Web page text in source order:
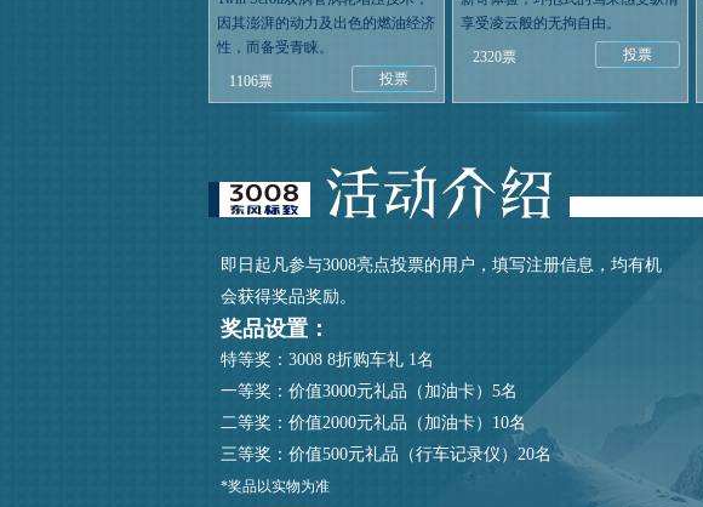
因其澎湃的动力及出色的燃油经济
性，而备受青睐。
1106票
投票
享受凌云般的无拘自由。
2320票
投票
即日起凡参与3008亮点投票的用户，填写注册信息，均有机
会获得奖品奖励。
奖品设置：
特等奖：3008 8折购车礼 1名
一等奖：价值3000元礼品（加油卡）5名
二等奖：价值2000元礼品（加油卡）10名
三等奖：价值500元礼品（行车记录仪）20名
*奖品以实物为准